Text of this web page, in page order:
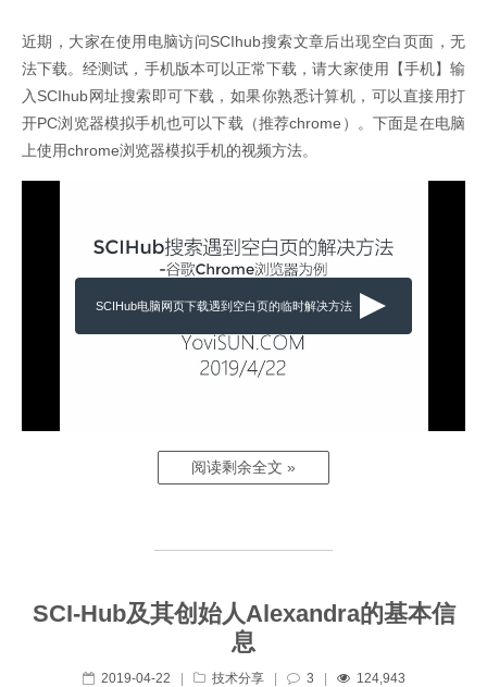
近期，大家在使用电脑访问SCIhub搜索文章后出现空白页面，无
法下载。经测试，手机版本可以正常下载，请大家使用【手机】输
入SCIhub网址搜索即可下载，如果你熟悉计算机，可以直接用打
开PC浏览器模拟手机也可以下载（推荐chrome）。下面是在电脑
上使用chrome浏览器模拟手机的视频方法。
SCIHub电脑网页下载遇到空白页的临时解决方法
阅读剩余全文 »
SCI-Hub及其创始人Alexandra的基本信
息
2019-04-22 | 技术分享 | 3 | 124,943